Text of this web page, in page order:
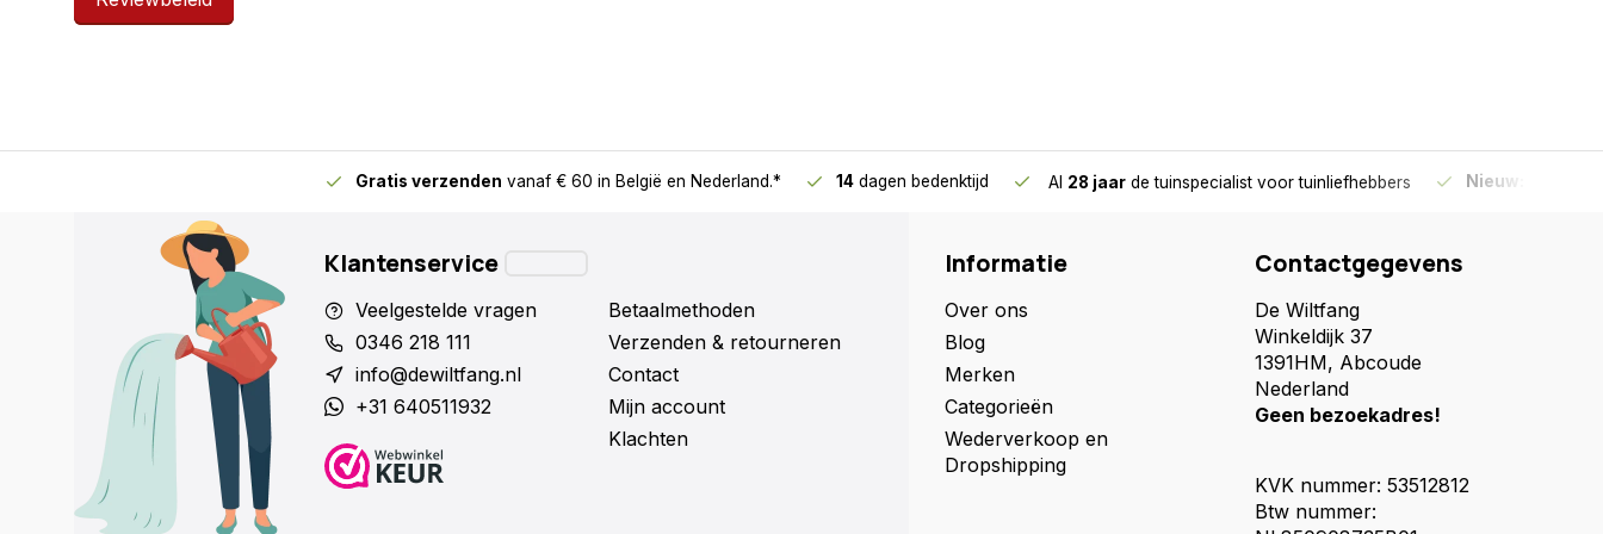
Gratis verzenden vanaf € 60 in België en Nederland.* 14 dagen bedenktijd Al 28 jaar de tuinspecialist voor tuinliefhebbers Nieuw:
Klantenservice
Veelgestelde vragen
0346 218 111
info@dewiltfang.nl
+31 640511932
Betaalmethoden
Verzenden & retourneren
Contact
Mijn account
Klachten
Informatie
Over ons
Blog
Merken
Categorieën
Wederverkoop en
Dropshipping
Contactgegevens
De Wiltfang
Winkeldijk 37
1391HM, Abcoude
Nederland
Geen bezoekadres!
KVK nummer: 53512812
Btw nummer: